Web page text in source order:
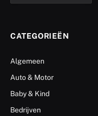
CATEGORIEËN
Algemeen
Auto & Motor
Baby & Kind
Bedrijven